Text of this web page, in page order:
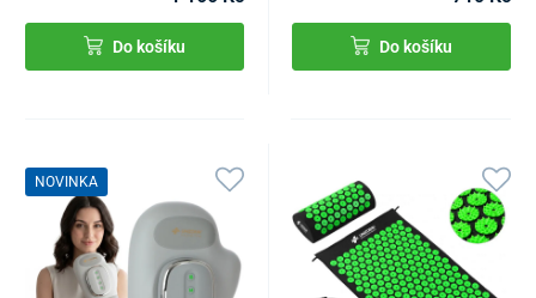
Do košíku Do košíku
NOVINKA